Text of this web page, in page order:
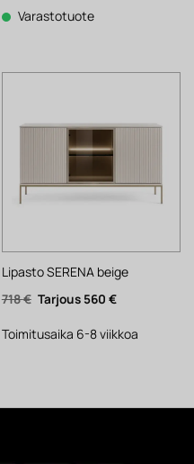
Varastotuote
Lipasto SERENA beige
718€ Alkuperäinen
hinta
718 €.
560 €Nykyinen
560 €.
Toimitusaika 6-8 viikkoa